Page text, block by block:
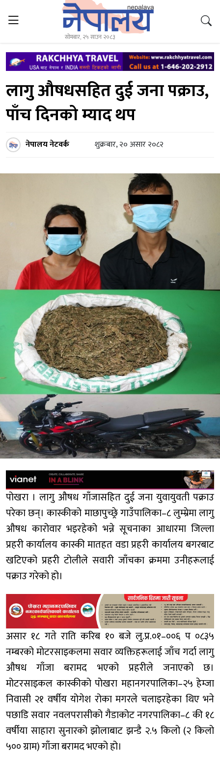
सोमबार, २५ साउन २०८३
लागु औषधसहित दुई जना पक्राउ,
पाँच दिनको म्याद थप
नेपालय नेटवर्क शुक्रबार, २० असार २०८२
पोखरा । लागु औषध गाँजासहित दुई जना युवायुवती पक्राउ
परेका छन्। कास्कीको माछापुच्छ्रे गाउँपालिका–८ लुम्म्रेमा लागु
औषध कारोवार भइरहेको भन्ने सूचनाका आधारमा जिल्ला
प्रहरी कार्यालय कास्की मातहत वडा प्रहरी कार्यालय बगरबाट
खटिएको प्रहरी टोलीले सवारी जाँचका क्रममा उनीहरूलाई
पक्राउ गरेको हो।
असार १८ गते राति करिब १० बजे लु.प्र.०१–००६ प ०८३५
नम्बरको मोटरसाइकलमा सवार व्यक्तिहरूलाई जाँच गर्दा लागु
औषध गाँजा बरामद भएको प्रहरीले जनाएको छ।
मोटरसाइकल कास्कीको पोखरा महानगरपालिका–२५ हेम्जा
निवासी २१ वर्षीय योगेश रोका मगरले चलाइरहेका थिए भने
पछाडि सवार नवलपरासीको गैडाकोट नगरपालिका–८ की १८
वर्षीया साहारा सुनारको झोलाबाट झन्डै २.५ किलो (२ किलो
५०० ग्राम) गाँजा बरामद भएको हो।